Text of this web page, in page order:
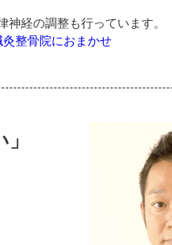
経の調整も行っています。
整骨院におまかせ